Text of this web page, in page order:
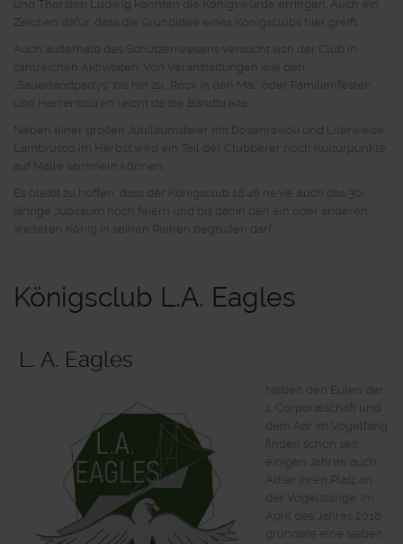
und Thorsten Ludwig konnten die Königswürde erringen. Auch ein
Zeichen dafür, dass die Grundidee eines Königsclubs hier greift.
Auch außerhalb des Schützenwesens versucht sich der Club in
zahlreichen Aktivitäten. Von Veranstaltungen wie den
„Sauerlandpartys“ bis hin zu „Rock in den Mai“ oder Familienfesten
und Herrentouren reicht da die Bandbreite.
Neben einer großen Jubiläumsfeier mit Dosenravioli und Literweise
Lambrusco im Herbst wird ein Teil der Clubberer noch Kulturpunkte
auf Malle sammeln können.
Es bleibt zu hoffen, dass der Königsclub 18:46 ne.Ve. auch das 30-
jährige Jubiläum noch feiern und bis dahin den ein oder anderen
weiteren König in seinen Reihen begrüßen darf.
Königsclub L.A. Eagles
L. A. Eagles
Neben den Eulen der
1. Corporalschaft und
dem Aar im Vogelfang
finden schon seit
einigen Jahren auch
Adler ihren Platz an
der Vogelstange. Im
April des Jahres 2018
gründete eine sieben